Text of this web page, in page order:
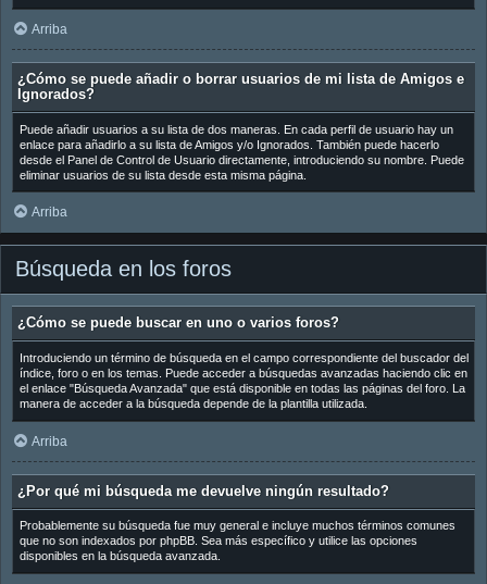
Arriba
¿Cómo se puede añadir o borrar usuarios de mi lista de Amigos e
Ignorados?
Puede añadir usuarios a su lista de dos maneras. En cada perfil de usuario hay un
enlace para añadirlo a su lista de Amigos y/o Ignorados. También puede hacerlo
desde el Panel de Control de Usuario directamente, introduciendo su nombre. Puede
eliminar usuarios de su lista desde esta misma página.
Arriba
Búsqueda en los foros
¿Cómo se puede buscar en uno o varios foros?
Introduciendo un término de búsqueda en el campo correspondiente del buscador del
índice, foro o en los temas. Puede acceder a búsquedas avanzadas haciendo clic en
el enlace "Búsqueda Avanzada" que está disponible en todas las páginas del foro. La
manera de acceder a la búsqueda depende de la plantilla utilizada.
Arriba
¿Por qué mi búsqueda me devuelve ningún resultado?
Probablemente su búsqueda fue muy general e incluye muchos términos comunes
que no son indexados por phpBB. Sea más específico y utilice las opciones
disponibles en la búsqueda avanzada.